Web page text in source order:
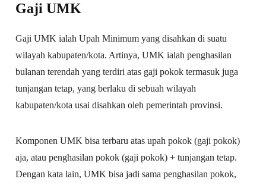
Gaji UMK
Gaji UMK ialah Upah Minimum yang disahkan di suatu
wilayah kabupaten/kota. Artinya, UMK ialah penghasilan
bulanan terendah yang terdiri atas gaji pokok termasuk juga
tunjangan tetap, yang berlaku di sebuah wilayah
kabupaten/kota usai disahkan oleh pemerintah provinsi.
Komponen UMK bisa terbaru atas upah pokok (gaji pokok)
aja, atau penghasilan pokok (gaji pokok) + tunjangan tetap.
Dengan kata lain, UMK bisa jadi sama penghasilan pokok,